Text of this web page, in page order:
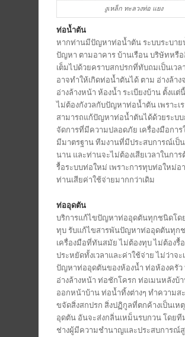
งูเหล็ก ทะลวงท่อ แยง
ท่อน้ำตัน
หากท่านมีปัญหาท่อน้ำตัน ระบบระบาย
ปัญหา ตามอาคาร บ้านเรือน บริษัทหรื
เต็มไปด้วยคราบสกปรกที่ทับถมเป็นเวล
อาจทำให้เกิดท่อน้ำตันได้ ตาม อ่างล้าง
อ่างล้างหน้า ห้องน้ำ ระเบียงบ้าน ตั้งแต่
ไม่ต้องกังวลกับปัญหาท่อน้ำตัน เพราะเ
สามารถแก้ปัญหาท่อน้ำตันได้ด้วยระบบ
จัดการที่มีความปลอดภัย เครื่องมือการ
มีมาตรฐาน ทีมงานที่มีประสบการณ์เป็น
นาน และท่านจะไม่ต้องเสียเวลาในกา
รื้อระบบท่อใหม่ เพราะการทุบท่อใหม่อ
ท่านเสียค่าใช้จ่ายมากกว่าเดิม
ท่ออุดตัน
บริการแก้ไขปัญหาท่ออุดตันทุกชนิดโด
ทุบ รับแก้ไขสารพันปัญหาท่ออุดตันทุก
เครื่องมือที่ทันสมัย ไม่ต้องทุบ ไม่ต้องรื้อ
ประหยัดทั้งเวลาและค่าใช้จ่าย ไม่ว่าจะ
ปัญหาท่ออุดตันของห้องน้ำ ท่อห้องครัว
อ่างล้างหน้า ท่อชักโครก ท่อเมนหลังบ้
ออกหน้าบ้าน ท่อน้ำทิ้งต่างๆ ทำความส
ขจัดสิ่งสกปรก สิ่งปฏิกูลที่ตกค้างเป็นเห
อุดตัน อันจะส่งกลิ่นเหม็นรบกวน โดยที
ช่างผู้มีความชำนาญและประสบการณ์